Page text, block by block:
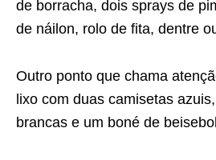
de borracha, dois sprays de
de náilon, rolo de fita, dentre
Outro ponto que chama
lixo com duas camisetas
brancas e um boné de